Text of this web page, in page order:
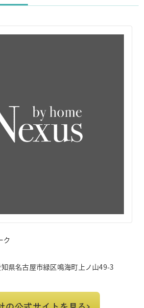
ク
県名古屋市緑区鳴海町上ノ山49-3